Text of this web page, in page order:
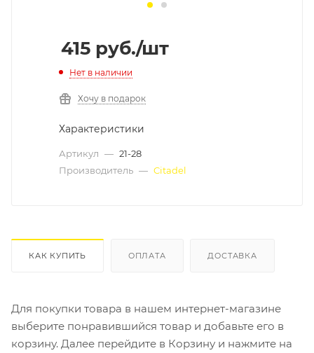
415 руб./шт
Нет в наличии
Хочу в подарок
Характеристики
Артикул — 21-28
Производитель — Citadel
КАК КУПИТЬ ОПЛАТА ДОСТАВКА
Для покупки товара в нашем интернет-магазине
выберите понравившийся товар и добавьте его в
корзину. Далее перейдите в Корзину и нажмите на